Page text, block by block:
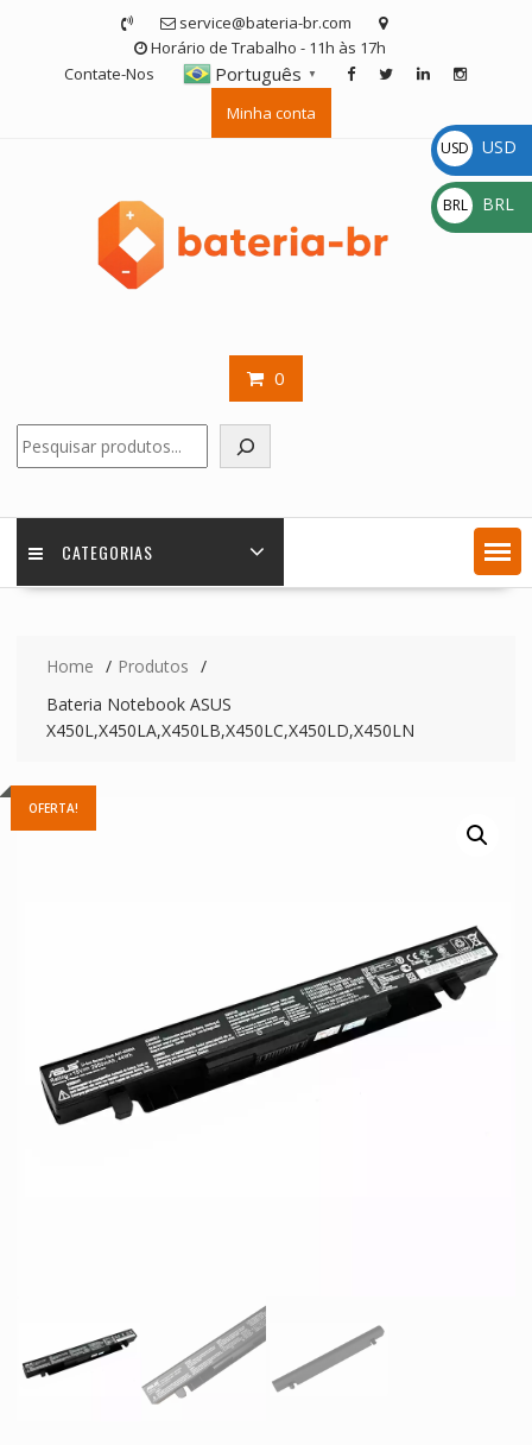
service@bateria-br.com
Horário de Trabalho - 11h às 17h
Contate-Nos
Português ▼
Minha conta
0
CATEGORIAS
Home
Produtos
Bateria Notebook ASUS
X450L,X450LA,X450LB,X450LC,X450LD,X450LN
OFERTA!
USD
$
USD
BRL
R$
BRL